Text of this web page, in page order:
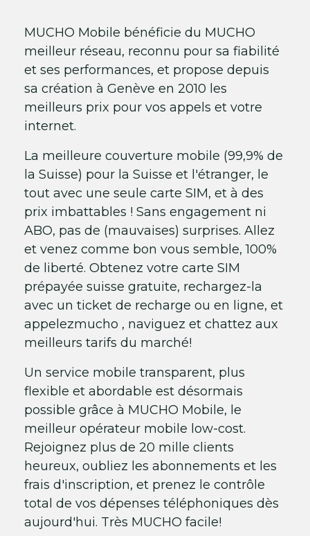
MUCHO Mobile bénéficie du MUCHO
meilleur réseau, reconnu pour sa fiabilité
et ses performances, et propose depuis
sa création à Genève en 2010 les
meilleurs prix pour vos appels et votre
internet.
La meilleure couverture mobile (99,9% de
la Suisse) pour la Suisse et l'étranger, le
tout avec une seule carte SIM, et à des
prix imbattables ! Sans engagement ni
ABO, pas de (mauvaises) surprises. Allez
et venez comme bon vous semble, 100%
de liberté. Obtenez votre carte SIM
prépayée suisse gratuite, rechargez-la
avec un ticket de recharge ou en ligne, et
appelezmucho , naviguez et chattez aux
meilleurs tarifs du marché!
Un service mobile transparent, plus
flexible et abordable est désormais
possible grâce à MUCHO Mobile, le
meilleur opérateur mobile low-cost.
Rejoignez plus de 20 mille clients
heureux, oubliez les abonnements et les
frais d'inscription, et prenez le contrôle
total de vos dépenses téléphoniques dès
aujourd'hui. Très MUCHO facile!